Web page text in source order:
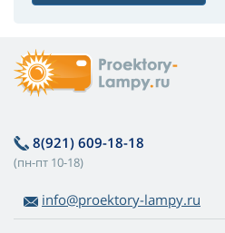
8(921) 609-18-18
(пн-пт 10-18)
info@proektory-lampy.ru